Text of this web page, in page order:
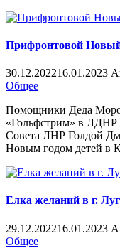
Прифронтовой
30.12.202216.01.2023
Общее
Помощники Деда
«Гольфстрим» в ЛДНР
Совета ЛНР Голдой
Новым годом детей в
Елка желаний в г.
29.12.202216.01.2023
Общее